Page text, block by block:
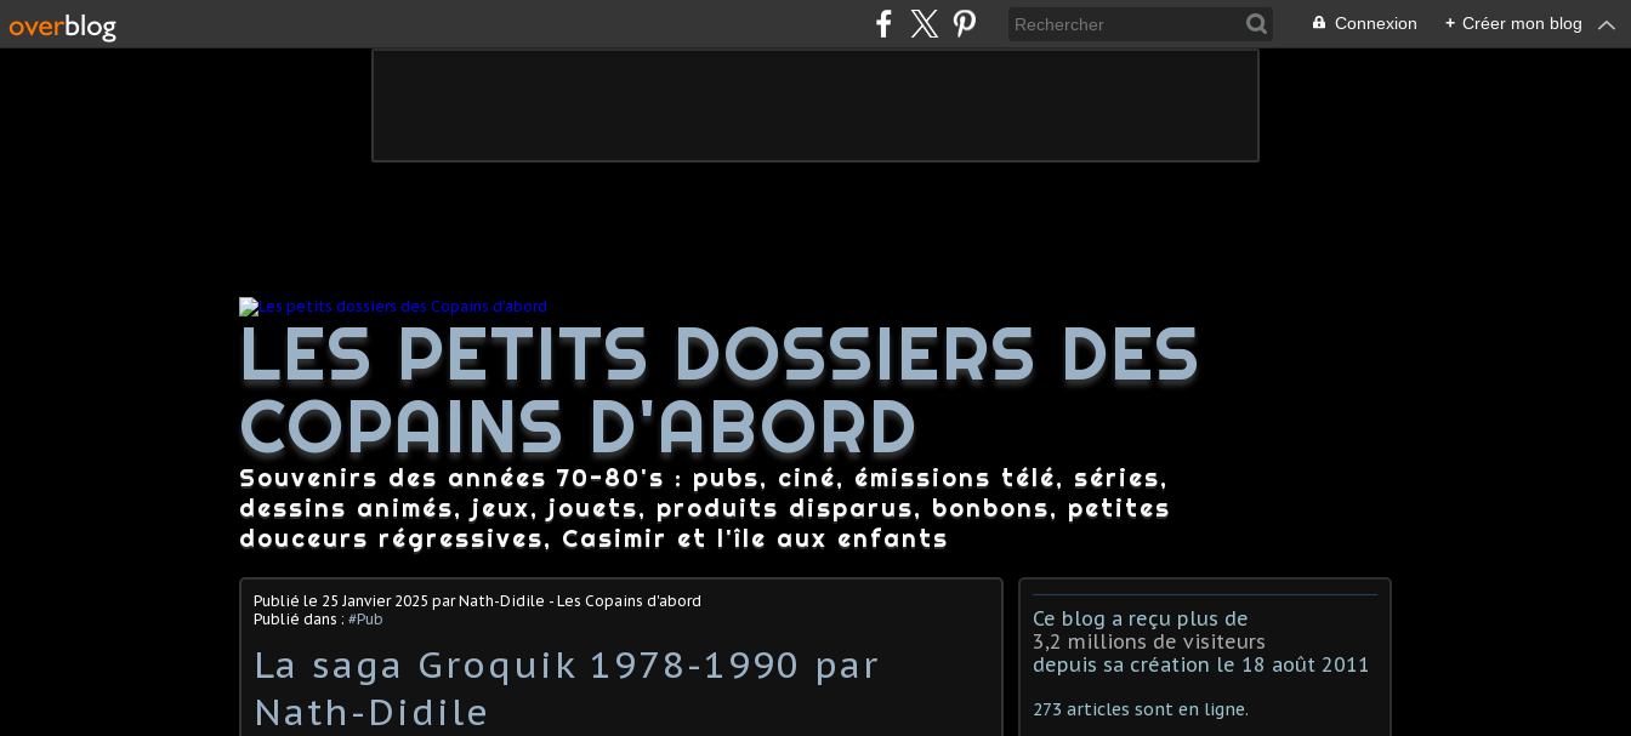
Connexion + Créer mon blog
LES PETITS DOSSIERS DES
COPAINS D'ABORD
Souvenirs des années 70-80's : pubs, ciné, émissions télé, séries,
dessins animés, jeux, jouets, produits disparus, bonbons, petites
douceurs régressives, Casimir et l'île aux enfants
Publié le 25 Janvier 2025 par Nath-Didile - Les Copains d'abord
Publié dans : #Pub
La saga Groquik 1978-1990 par
Nath-Didile
Ce blog a reçu plus de
3,2 millions de visiteurs
depuis sa création le 18 août 2011
273 articles sont en ligne.